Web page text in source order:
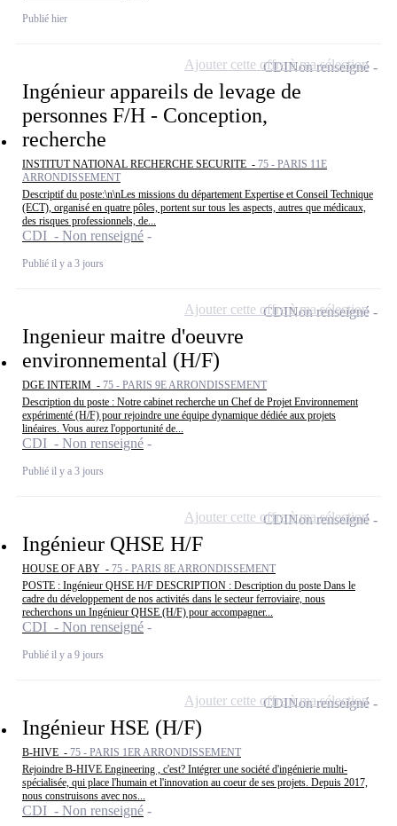
Publié hier
Ingénieur appareils de levage de
personnes F/H - Conception,
recherche
INSTITUT NATIONAL RECHERCHE SECURITE - 75 - PARIS 11E
ARRONDISSEMENT
Descriptif du poste:\n\nLes missions du département Expertise et Conseil Technique
(ECT), organisé en quatre pôles, portent sur tous les aspects, autres que médicaux,
des risques professionnels, de...
CDI - Non renseigné
Publié il y a 3 jours
CDINon renseigné
Ajouter cette offre à ma sélection
Ingenieur maitre d'oeuvre
environnemental (H/F)
DGE INTERIM - 75 - PARIS 9E ARRONDISSEMENT
Description du poste : Notre cabinet recherche un Chef de Projet Environnement
expérimenté (H/F) pour rejoindre une équipe dynamique dédiée aux projets
linéaires. Vous aurez l'opportunité de...
CDI - Non renseigné
Publié il y a 3 jours
CDINon renseigné
Ajouter cette offre à ma sélection
Ingénieur QHSE H/F
HOUSE OF ABY - 75 - PARIS 8E ARRONDISSEMENT
POSTE : Ingénieur QHSE H/F DESCRIPTION : Description du poste Dans le
cadre du développement de nos activités dans le secteur ferroviaire, nous
recherchons un Ingénieur QHSE (H/F) pour accompagner...
CDI - Non renseigné
Publié il y a 9 jours
CDINon renseigné
Ajouter cette offre à ma sélection
Ingénieur HSE (H/F)
B-HIVE - 75 - PARIS 1ER ARRONDISSEMENT
Rejoindre B-HIVE Engineering , c'est? Intégrer une société d'ingénierie multi-
spécialisée, qui place l'humain et l'innovation au coeur de ses projets. Depuis 2017,
nous construisons avec nos...
CDI - Non renseigné
CDINon renseigné
Ajouter cette offre à ma sélection